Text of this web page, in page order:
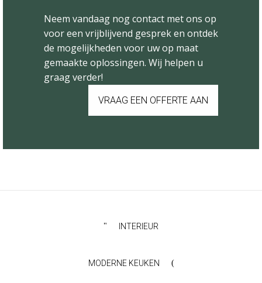
Neem vandaag nog contact met ons op
voor een vrijblijvend gesprek en ontdek
de mogelijkheden voor uw op maat
gemaakte oplossingen. Wij helpen u
graag verder!
VRAAG EEN OFFERTE AAN
INTERIEUR
MODERNE KEUKEN